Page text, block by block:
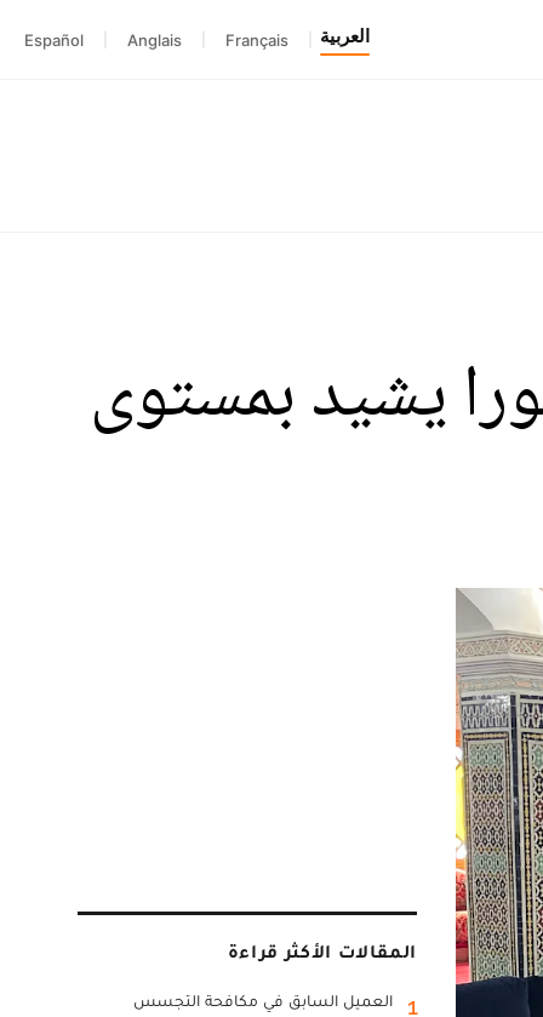
العربية Français
Anglais
Español
يشيد بمستوى
المقالات الأكثر قراءة
1
العميل السابق في مكافحة التجسس